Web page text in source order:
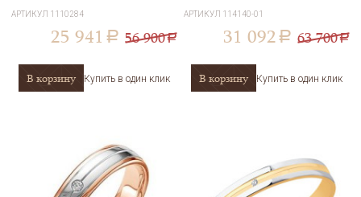
АРТИКУЛ 1110284
25 941 a 56 900a
В корзину Купить в один клик
АРТИКУЛ 114140-01
31 092 a 63 700a
В корзину Купить в один клик